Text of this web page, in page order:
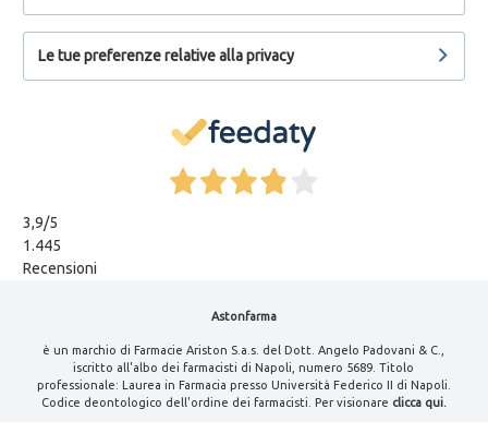
Le tue preferenze relative alla privacy
3,9/5
1.445
Recensioni
Astonfarma
è un marchio di Farmacie Ariston S.a.s. del Dott. Angelo Padovani & C.,
iscritto all'albo dei farmacisti di Napoli, numero 5689. Titolo
professionale: Laurea in Farmacia presso Università Federico II di Napoli.
Codice deontologico dell'ordine dei farmacisti. Per visionare clicca qui.